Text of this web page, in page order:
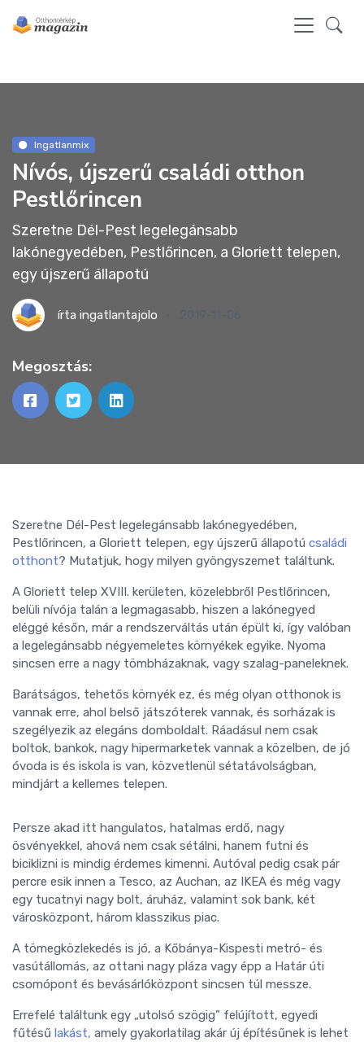
Ingatlanmix
Nívós, újszerű családi otthon
Pestlőrincen
Szeretne Dél-Pest legelegánsabb
lakónegyedében, Pestlőrincen, a Gloriett telepen,
egy újszerű állapotú
írta ingatlantajolo
Megosztás:
Szeretne Dél-Pest legelegánsabb lakónegyedében,
Pestlőrincen, a Gloriett telepen, egy újszerű állapotú családi
otthont? Mutatjuk, hogy milyen gyöngyszemet találtunk.
A Gloriett telep XVIII. kerületen, közelebbről Pestlőrincen,
belüli nívója talán a legmagasabb, hiszen a lakónegyed
eléggé későn, már a rendszerváltás után épült ki, így valóban
a legelegánsabb négyemeletes környékek egyike. Nyoma
sincsen erre a nagy tömbházaknak, vagy szalag-paneleknek.
Barátságos, tehetős környék ez, és még olyan otthonok is
vannak erre, ahol belső játszóterek vannak, és sorházak is
szegélyezik az elegáns domboldalt. Ráadásul nem csak
boltok, bankok, nagy hipermarketek vannak a közelben, de jó
óvoda is és iskola is van, közvetlenül sétatávolságban,
mindjárt a kellemes telepen.
Persze akad itt hangulatos, hatalmas erdő, nagy
ösvényekkel, ahová nem csak sétálni, hanem futni és
biciklizni is mindig érdemes kimenni. Autóval pedig csak pár
percre esik innen a Tesco, az Auchan, az IKEA és még vagy
egy tucatnyi nagy bolt, áruház, valamint sok bank, két
városközpont, három klasszikus piac.
A tömegközlekedés is jó, a Kőbánya-Kispesti metró- és
vasútállomás, az ottani nagy pláza vagy épp a Határ úti
csomópont és bevásárlóközpont sincsen túl messze.
Errefelé találtunk egy „utolsó szögig” felújított, egyedi
fűtésű lakást, amely gyakorlatilag akár új építésűnek is lehet